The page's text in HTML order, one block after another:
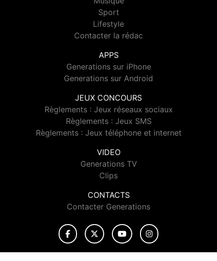
Sport
Lifestyle
Contacter la rédac
APPS
Generations sur iPhone
Generations sur Android
JEUX CONCOURS
Règlements : Jeux réseaux sociaux
Règlements : Jeux SMS
Règlements : Jeux téléphone et internet
VIDEO
Generations TV
Clips
CONTACTS
Contacter Generations